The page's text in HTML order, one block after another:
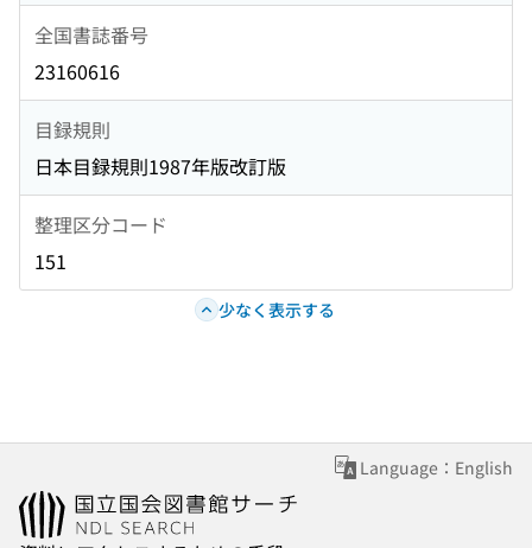
全国書誌番号
23160616
目録規則
日本目録規則1987年版改訂版
整理区分コード
151
少なく表示する
Language：English